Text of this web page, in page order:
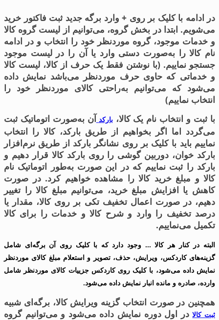
در ادامه با کلیک بر روی + وارد برگه جدید ثبت فاکتور خرید
می‌شویم. ابتدا در بخش گروه، می‌توانیم از لیست گروه کالا
و خدمات موجود، گروه موردنظر خود را انتخاب و در ادامه
نام کالا را به‌صورت دستی وارد یا آن را در لیست موجود
جستجو نماییم. (با نوشتن فقط یک حرف از کالا، لیست کالا
و خدماتی که حاوی حرف موردنظر می‌باشد نمایش داده
می‌شود که می‌توانیم به‌راحتی کالای موردنظر خود را
انتخاب نماییم)
با ثبت و انتخاب نام یک کالا،بارکد آن به‌صورت اتوماتیک ثبت
می‌گردد اما اگر بخواهیم از طریق بارکد، کالا را انتخاب
نماییم باید با کلیک بر روی نشانگر بارکد از طریق نرم‌افزار
بارکد خوان، دوربین گوشی را روی بارکد کالا قرار دهیم و
بارکد را ثبت نماییم که در این صورت به‌طور اتوماتیک نام
کالا و مبلغ خرید کالا را مشاهده خواهیم کرد. در صورت
کاهش یا افزایش مبلغ خرید، می‌توانیم مبلغ کالا را تغییر
دهیم، در صورت اعمال تخفیف تکی بر روی کالا، مقدار یا
درصد تخفیف را وارد و شرح کالا و خدمات را برای کالا
تکمیل می‌نماییم.
البته در کنار هر کالا … وجود دارد که با کلیک روی آن برگه‌ای شامل
گزینه‌های کاردکس، ویرایش، حذف، تصویر و استعلام مبلغ کالای موردنظر
نمایش داده می‌شود، با کلیک روی کاردکس جزییات کالای موردنظر شامل
وارده، صادره و مانده انبار نمایش داده می‌شود.
همچنین در صورت انتخاب گزینه ویرایش کالا، برگه‌ای شبیه
ثبت کالادر اول دوره نمایش داده می‌شود و می‌توانیم گروه